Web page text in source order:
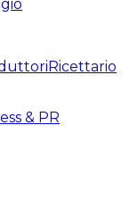
Ricettario
& PR